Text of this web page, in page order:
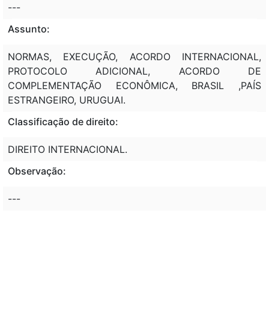
---
Assunto:
NORMAS, EXECUÇÃO, ACORDO INTERNACIONAL,
PROTOCOLO ADICIONAL, ACORDO DE
COMPLEMENTAÇÃO ECONÔMICA, BRASIL ,PAÍS
ESTRANGEIRO, URUGUAI.
Classificação de direito:
DIREITO INTERNACIONAL.
Observação:
---